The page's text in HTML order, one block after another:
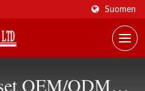
Suomen
OEM/ODM